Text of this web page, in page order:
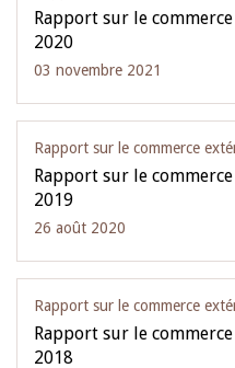
Rapport sur le
2020
03 novembre 2021
Rapport sur le commerce
Rapport sur le
2019
26 août 2020
Rapport sur le commerce
Rapport sur le
2018